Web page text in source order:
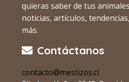
quieras saber de tus
noticias, artículos,
más.
Contáctanos
contacto@mestizos.cl